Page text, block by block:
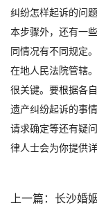
纠纷怎样起诉的问
本步骤外，还有一
同情况有不同规定
在地人民法院管辖
很关键。要根据各
遗产纠纷起诉的事
请求确定等还有疑
律人士会为你提供
上一篇： 长沙婚